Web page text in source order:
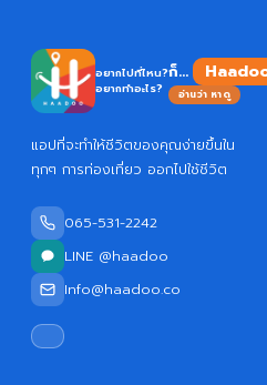
อยากไปที่ไหน?
อยากทำอะไร?
ก็...
อ่านว่า หาดู
แอปที่จะทำให้ชีวิตของคุณง่ายขึ้นใน
ทุกๆ การท่องเที่ยว ออกไปใช้ชีวิต
065-531-2242
LINE @haadoo
Info@haadoo.co